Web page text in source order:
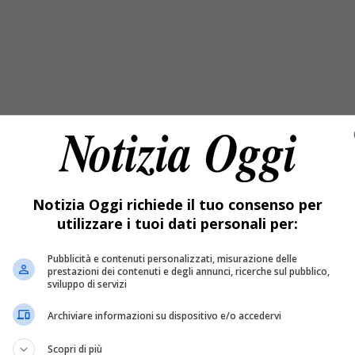
scongiura conseguenze più gravi.
duemila anni di città
Notizia Oggi richiede il tuo consenso per
utilizzare i tuoi dati personali per:
Pubblicità e contenuti personalizzati, misurazione delle
prestazioni dei contenuti e degli annunci, ricerche sul pubblico,
sviluppo di servizi
Archiviare informazioni su dispositivo e/o accedervi
Scopri di più